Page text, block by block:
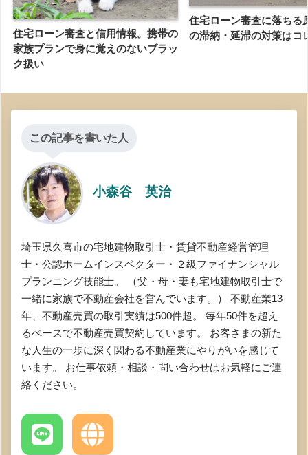
住宅ローン審査と信用情報。携帯の
家族プランで身に覚えのないブラッ
ク扱い
住宅ローン審査に落ちる
の滞納・延滞の対策はコ
この記事を書いた人
小森谷 英治
埼玉県久喜市の宅地建物取引士・賃貸不動産経営管理
士・公認ホームインスペクター・２級ファイナンシャル
プランニング技能士。 （父・母・妻も宅地建物取引士で
一緒に家族で不動産会社を営んでいます。） 不動産業13
年、不動産売買の取引実績は500件超。 毎年50件を超え
るぺースで不動産売買契約しています。 お客さまの新た
な人生の一歩に深く関わる不動産業にやりがいを感じて
います。 お仕事依頼・相談・問い合わせはお気軽にご連
絡ください。